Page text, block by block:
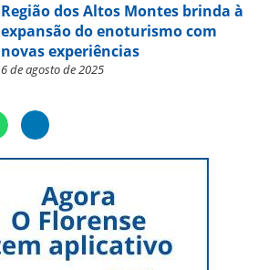
Região dos Altos Montes brinda à
expansão do enoturismo com
novas experiências
6 de agosto de 2025